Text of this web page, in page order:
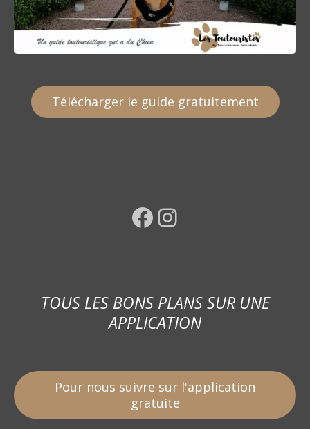
Télécharger le guide gratuitement
Facebook Instagram
TOUS LES BONS PLANS SUR UNE
APPLICATION
Pour nous suivre sur l'application
gratuite